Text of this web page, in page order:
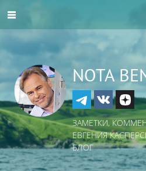
NOTA
ЗАМЕТКИ,
ЕВГЕНИЯ
БЛОГ